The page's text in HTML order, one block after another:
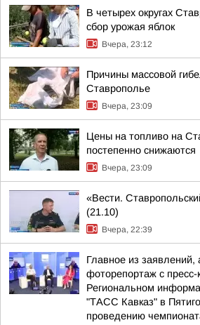
В четырех округах
сбор урожая яблок
Вчера, 23:12
Причины массовой
Ставрополье
Вчера, 23:09
Цены на топливо на
постепенно снижаются
Вчера, 23:09
«Вести.
(21.10)
Вчера, 22:39
Главное из заявлений,
фоторепортаж с
Региональном
"ТАСС Кавказ" в
проведению